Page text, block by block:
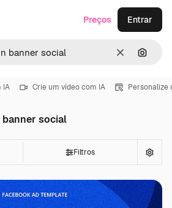
Limpar
Preços Entrar
IA Crie um vídeo com IA Personalize
banner social
Filtros